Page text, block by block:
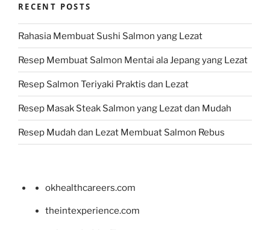
RECENT POSTS
Rahasia Membuat Sushi Salmon yang Lezat
Resep Membuat Salmon Mentai ala Jepang yang Lezat
Resep Salmon Teriyaki Praktis dan Lezat
Resep Masak Steak Salmon yang Lezat dan Mudah
Resep Mudah dan Lezat Membuat Salmon Rebus
okhealthcareers.com
theintexperience.com